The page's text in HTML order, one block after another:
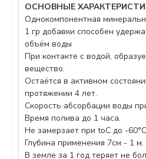
ОСНОВНЫЕ
Однокомпонентная
1 гр добавки способен
объём воды
При контакте с водой,
вещество.
Остаётся в активном
протяжении 4 лет.
Скорость абсорбации воды
Время полива до 1 часа.
Не замерзает при tоС до -
Глубина применения 7см - 1 м.
В земле за 1 год теряет не